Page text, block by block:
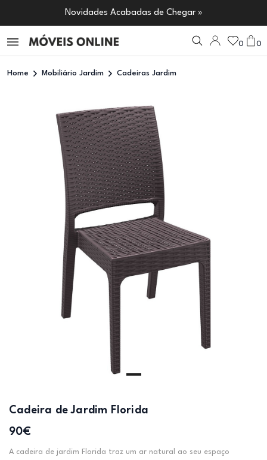
Novidades Acabadas de Chegar »
0 0
Home Mobiliário Jardim Cadeiras Jardim
Cadeira de Jardim Florida
90€
A cadeira de jardim Florida traz um ar natural ao seu espaço